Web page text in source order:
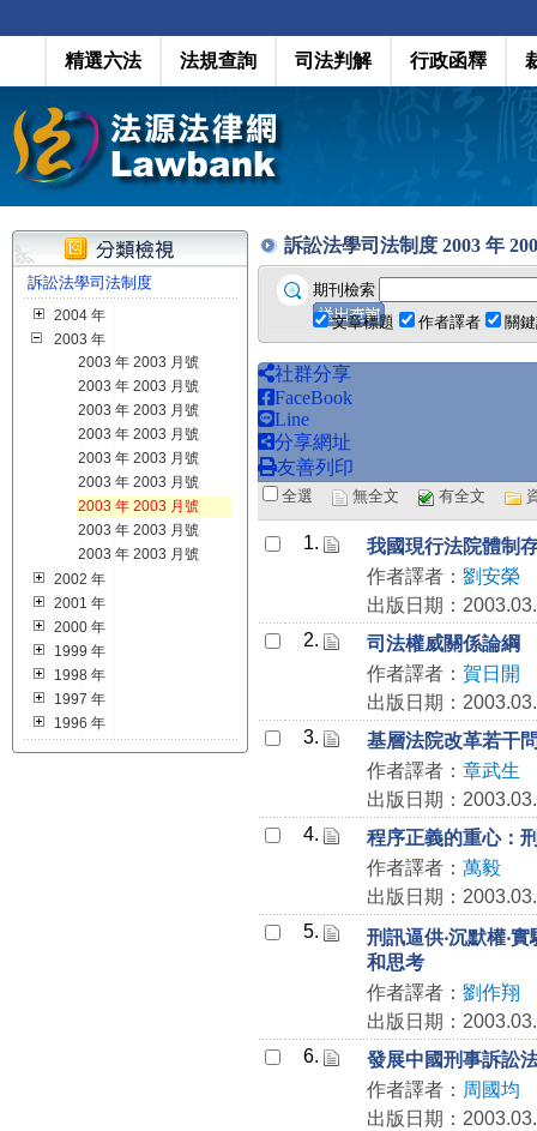
精選六法 法規查詢 司法判解 行政函釋
訴訟法學司法制度
2004 年
2003 年
2003 年 2003 月號
2003 年 2003 月號
2003 年 2003 月號
2003 年 2003 月號
2003 年 2003 月號
2003 年 2003 月號
2003 年 2003 月號
2003 年 2003 月號
2003 年 2003 月號
2002 年
2001 年
2000 年
1999 年
1998 年
1997 年
1996 年
訴訟法學司法制度 2003 年
期刊檢索
文章標題
作者譯者 關
社群分享
FaceBook
Line
分享網址
友善列印
全選 無全文 有全文
1.
我國現行法院體制
作者譯者： 劉安榮
出版日期：
2.
司法權威關係論綱
作者譯者： 賀日開
出版日期：
3.
基層法院改革若干
作者譯者： 章武生
出版日期：
4.
程序正義的重心：
作者譯者： 萬毅
出版日期：
5.
刑訊逼供‧沉默權‧
和思考
作者譯者： 劉作翔
出版日期：
6.
發展中國刑事訴訟
作者譯者： 周國均
出版日期：